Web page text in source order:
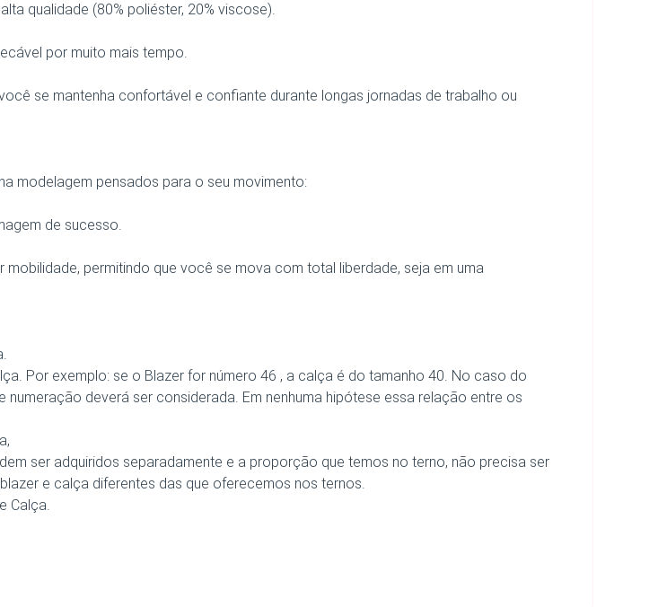
qualidade (80% poliéster, 20% viscose).
por muito mais tempo.
se mantenha confortável e confiante durante longas jornadas de trabalho ou
modelagem pensados para o seu movimento:
de sucesso.
permitindo que você se mova com total liberdade, seja em uma
Por exemplo: se o Blazer for número 46 , a calça é do tamanho 40. No caso do
deverá ser considerada. Em nenhuma hipótese essa relação entre os
ser adquiridos separadamente e a proporção que temos no terno, não precisa ser
e calça diferentes das que oferecemos nos ternos.
Calça.